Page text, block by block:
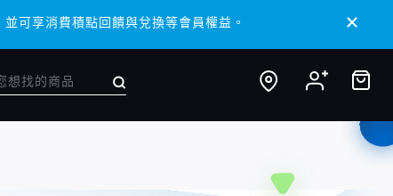
享消費積點回饋與兌換等會員權益。
享消費積點回饋與兌換等會員權益。